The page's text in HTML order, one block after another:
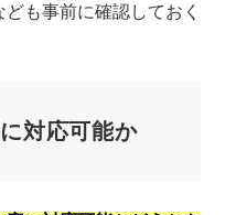
も事前に確認しておく
対応可能か